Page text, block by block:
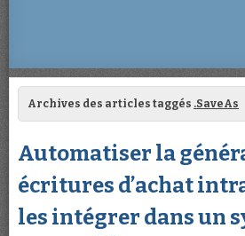
Archives des articles taggés .SaveAs
Automatiser la
écritures d’achat
les intégrer dans un